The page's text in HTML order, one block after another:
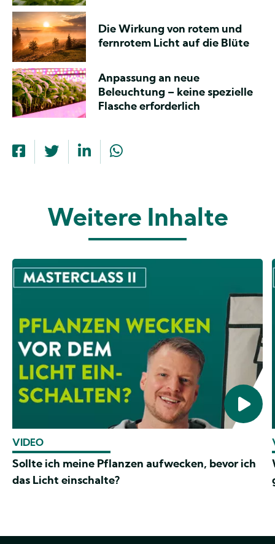
Die Wirkung von rotem und
fernrotem Licht auf die Blüte
Anpassung an neue
Beleuchtung – keine spezielle
Flasche erforderlich
Weitere Inhalte
VIDEO
Sollte ich meine Pflanzen aufwecken, bevor ich
das Licht einschalte?